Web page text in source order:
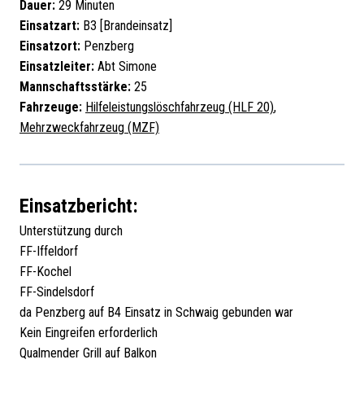
Dauer: 29 Minuten
Einsatzart: B3 [Brandeinsatz]
Einsatzort: Penzberg
Einsatzleiter: Abt Simone
Mannschaftsstärke: 25
Fahrzeuge: Hilfeleistungslöschfahrzeug (HLF 20),
Mehrzweckfahrzeug (MZF)
Einsatzbericht:
Unterstützung durch
FF-Iffeldorf
FF-Kochel
FF-Sindelsdorf
da Penzberg auf B4 Einsatz in Schwaig gebunden war
Kein Eingreifen erforderlich
Qualmender Grill auf Balkon